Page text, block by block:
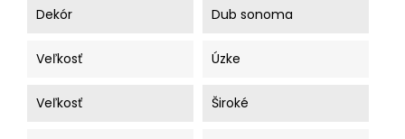
Dekór Dub sonoma
Veľkosť Úzke
Veľkosť Široké